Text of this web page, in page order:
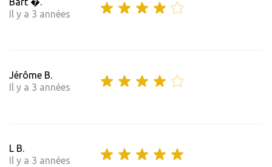
Il y a 3 années
Jérôme B.
Il y a 3 années
L B.
Il y a 3 années